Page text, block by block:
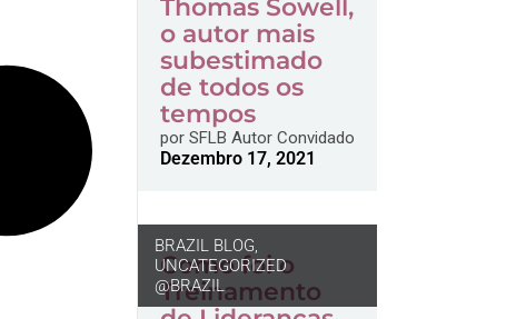
Thomas Sowell,
o autor mais
subestimado
de todos os
tempos
porSFLB Autor Convidado
Dezembro 17, 2021
BRAZIL BLOG,
UNCATEGORIZED
@BRAZIL
Como foi o
Treinamento